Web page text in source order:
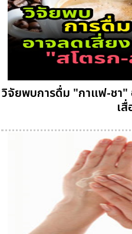
วิจัยพบการดื่ม "กาแฟ-ชา"
เ